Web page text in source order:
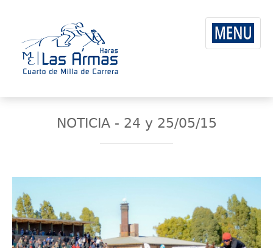
NOTICIA - 24 y 25/05/15